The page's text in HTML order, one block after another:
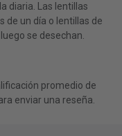
diaria. Las lentillas
de un día o lentillas de
se desechan.
promedio de
enviar una reseña.